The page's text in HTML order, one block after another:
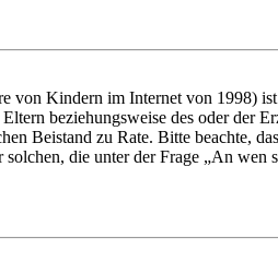
von Kindern im Internet von 1998)
beziehungsweise des oder der
Beistand zu Rate. Bitte beachte,
die unter der Frage „An